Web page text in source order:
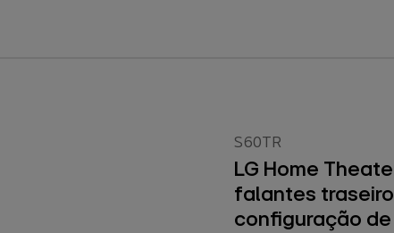
S60TR
LG Home
falantes
configuração de